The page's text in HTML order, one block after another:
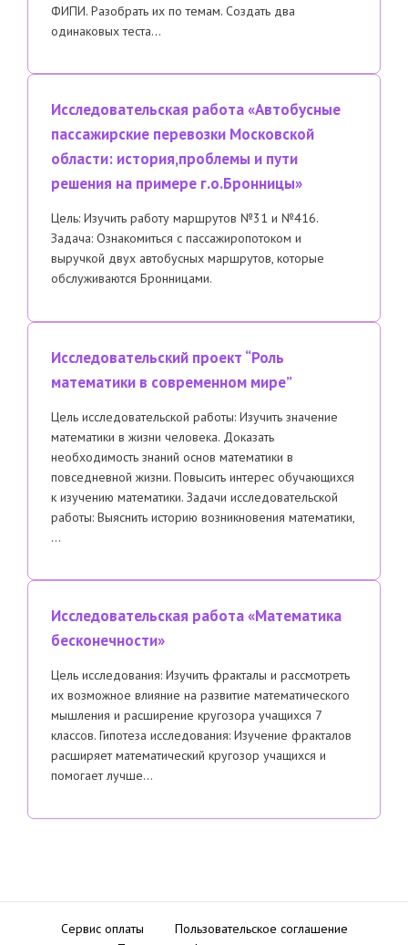
ФИПИ. Разобрать их по темам. Создать два
одинаковых теста…
Исследовательская работа «Автобусные
пассажирские перевозки Московской
области: история,проблемы и пути
решения на примере г.о.Бронницы»
Цель: Изучить работу маршрутов №31 и №416.
Задача: Ознакомиться с пассажиропотоком и
выручкой двух автобусных маршрутов, которые
обслуживаются Бронницами.
Исследовательский проект “Роль
математики в современном мире”
Цель исследовательской работы: Изучить значение
математики в жизни человека. Доказать
необходимость знаний основ математики в
повседневной жизни. Повысить интерес обучающихся
к изучению математики. Задачи исследовательской
работы: Выяснить историю возникновения математики,
…
Исследовательская работа «Математика
бесконечности»
Цель исследования: Изучить фракталы и рассмотреть
их возможное влияние на развитие математического
мышления и расширение кругозора учащихся 7
классов. Гипотеза исследования: Изучение фракталов
расширяет математический кругозор учащихся и
помогает лучше…
Сервис оплаты
Пользовательское соглашение